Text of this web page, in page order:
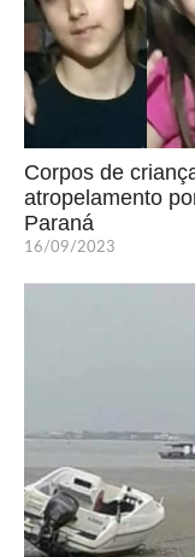
Corpos de
atropelamento
Paraná
16/09/2023